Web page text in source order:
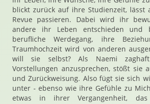
blickt zurück auf ihre Studienzeit, lässt
Revue passieren. Dabei wird ihr
andere ihr Leben entschieden und
berufliche Werdegang, ihre
Traumhochzeit wird von anderen
will sie selbst? Als Naemi
Vorstellungen anzusprechen, stößt sie
und Zurückweisung. Also fügt sie sich
unter - ebenso wie ihre Gefühle zu
etwas in ihrer Vergangenheit,